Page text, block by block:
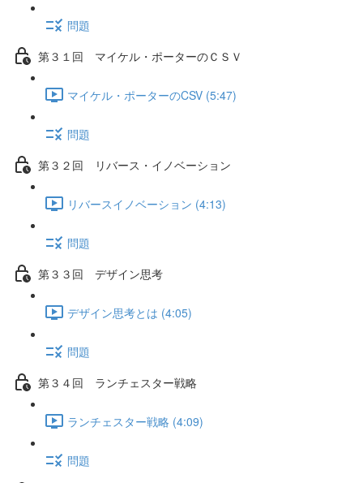
問題
第３１回 マイケル・ポーターのＣＳＶ
マイケル・ポーターのCSV (5:47)
問題
第３２回 リバース・イノベーション
リバースイノベーション (4:13)
問題
第３３回 デザイン思考
デザイン思考とは (4:05)
問題
第３４回 ランチェスター戦略
ランチェスター戦略 (4:09)
問題